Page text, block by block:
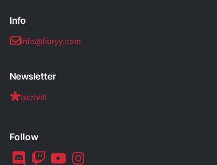
Info
info@fiuryy.com
Newsletter
Iscriviti
Follow